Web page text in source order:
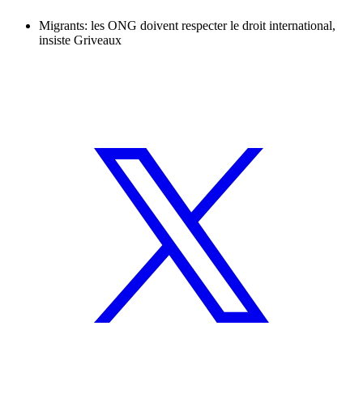
Migrants: les ONG doivent respecter le droit international,
insiste Griveaux